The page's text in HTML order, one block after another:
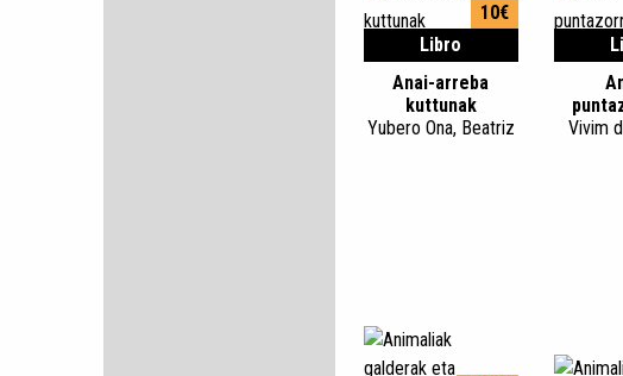
Libro
10€
Anai-arreba
kuttunak
Yubero Ona, Beatriz
Vivim